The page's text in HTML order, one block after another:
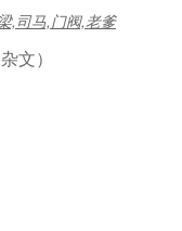
,司马,门阀,老爹